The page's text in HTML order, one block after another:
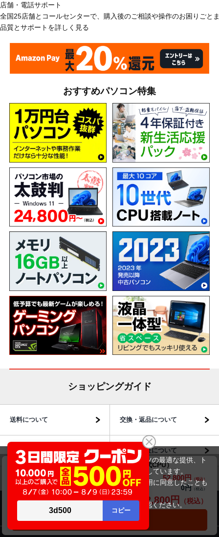
DELL Latitude 5320 2in1 P138G（第11世代CPU）
商品価格(税込) 52,800円
57,800円
オプション小計価格(税込)
0円
商品合計価格(税込)
52,800円
カートに入れる
店舗・電話サポート
全国25店舗とコールセンターで、購入後のご相談や操作のお困りごと
品質とサポートを詳しく見る
おすすめパソコン特集
ショッピングガイド
送料について 交換・返品について
お届けについて 商品・保証について
当サイトでは利用体験の向上およびコンテンツの最適な提供、ト
ラフィックの分析を目的としてCookieを使用しています。
サイトの閲覧を継続された場合、Cookieの利用に同意したことも
のといたします。
をご確認ください。
承諾する